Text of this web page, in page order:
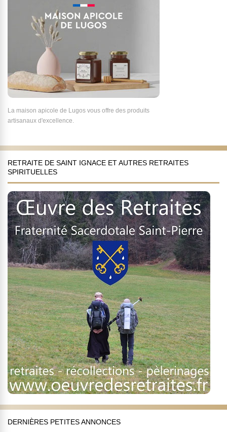
La maison apicole de Lugos vous offre des produits
artisanaux d'excellence.
RETRAITE DE SAINT IGNACE ET AUTRES RETRAITES
SPIRITUELLES
DERNIÈRES PETITES ANNONCES